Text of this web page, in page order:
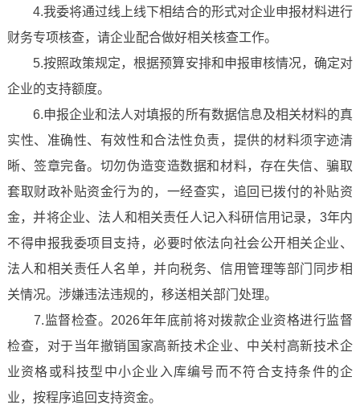
4.我委将通过线上线下相结合的形式对企业申报材料进行
财务专项核查，请企业配合做好相关核查工作。
5.按照政策规定，根据预算安排和申报审核情况，确定对
企业的支持额度。
6.申报企业和法人对填报的所有数据信息及相关材料的真
实性、准确性、有效性和合法性负责，提供的材料须字迹清
晰、签章完备。切勿伪造变造数据和材料，存在失信、骗取
套取财政补贴资金行为的，一经查实，追回已拨付的补贴资
金，并将企业、法人和相关责任人记入科研信用记录，3年内
不得申报我委项目支持，必要时依法向社会公开相关企业、
法人和相关责任人名单，并向税务、信用管理等部门同步相
关情况。涉嫌违法违规的，移送相关部门处理。
7.监督检查。2026年年底前将对拨款企业资格进行监督
检查，对于当年撤销国家高新技术企业、中关村高新技术企
业资格或科技型中小企业入库编号而不符合支持条件的企
业，按程序追回支持资金。